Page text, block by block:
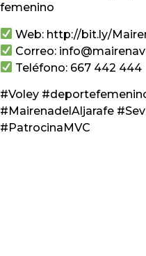
femenino
Web: http://bit.ly/
Correo:
Teléfono: 667 442 444
#Voley
#MairenadelAljarafe
#PatrocinaMVC